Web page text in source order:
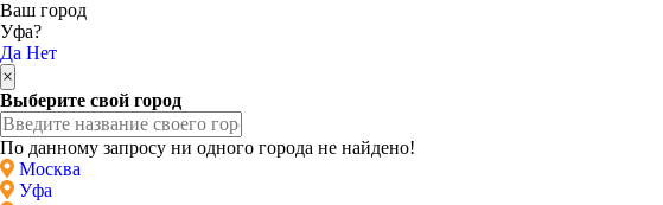
Ваш город
Уфа?
Да Нет
×
Выберите свой город
По данному запросу ни одного города не найдено!
Москва
Уфа